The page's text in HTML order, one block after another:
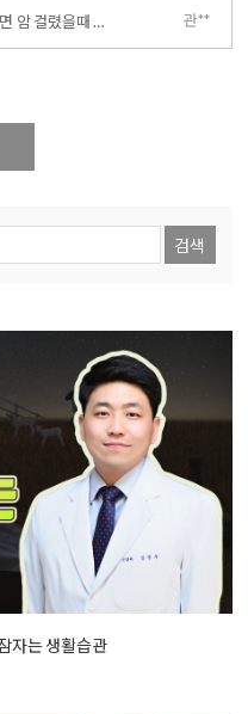
국가검진 제때 안 받으면 암 걸렸을때 커버 안된다?! 관**
검색
자는 생활습관